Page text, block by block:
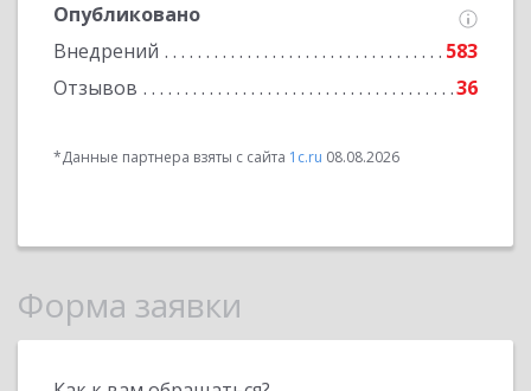
Опубликовано
Внедрений
583
Отзывов
36
*Данные партнера взяты с сайта 1c.ru 08.08.2026
Форма заявки